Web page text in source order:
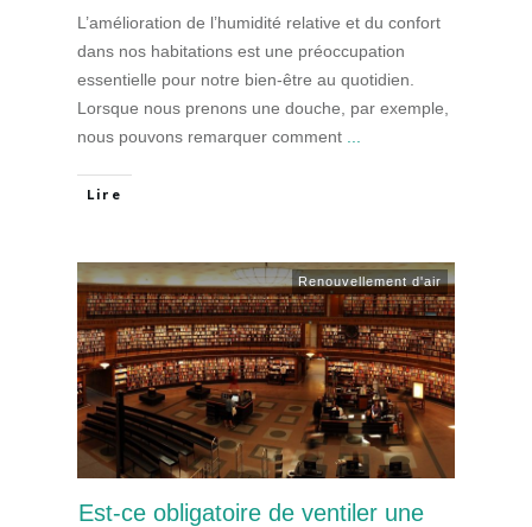
L’amélioration de l’humidité relative et du confort
dans nos habitations est une préoccupation
essentielle pour notre bien-être au quotidien.
Lorsque nous prenons une douche, par exemple,
nous pouvons remarquer comment
Lire
Renouvellement d'air
Est-ce obligatoire de ventiler une